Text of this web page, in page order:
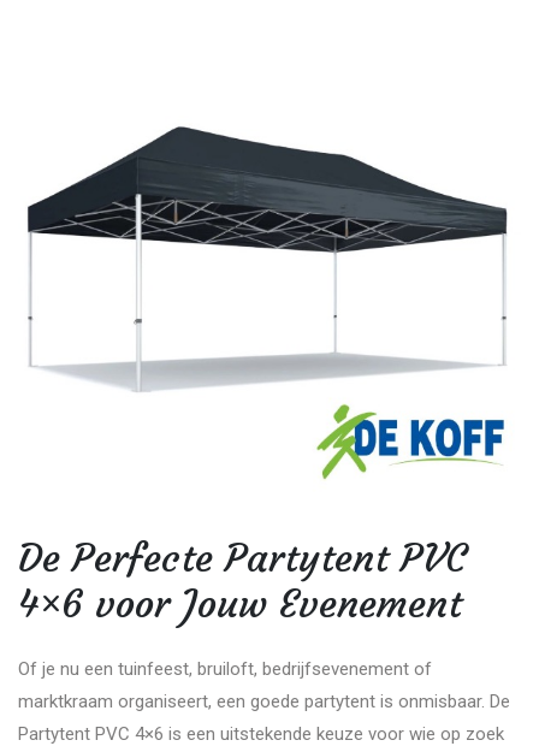
De Perfecte Partytent PVC
4×6 voor Jouw Evenement
Of je nu een tuinfeest, bruiloft, bedrijfsevenement of
marktkraam organiseert, een goede partytent is onmisbaar. De
Partytent PVC 4×6 is een uitstekende keuze voor wie op zoek